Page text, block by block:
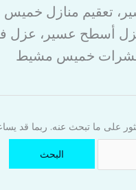
تعقيم منازل خميس
أسطح عسير، عزل
خميس مشيط
على ما تبحث عنه. ربما قد